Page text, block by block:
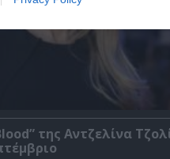
της Αντζελίνα